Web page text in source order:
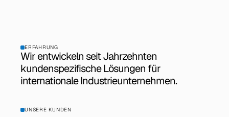
ERFAHRUNG
Wir entwickeln seit Jahrzehnten
kundenspezifische Lösungen für
internationale Industrieunternehmen.
UNSERE KUNDEN